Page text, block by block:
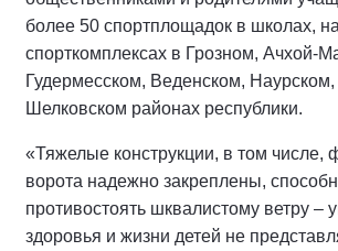
более 50 спортплощадок в школах,
спорткомплексах в Грозном, Ачхой-
Гудермесском, Веденском,
Шелковском районах республики.
«Тяжелые конструкции, в том числе,
ворота надежно закреплены,
противостоять шквалистому ветру –
здоровья и жизни детей не